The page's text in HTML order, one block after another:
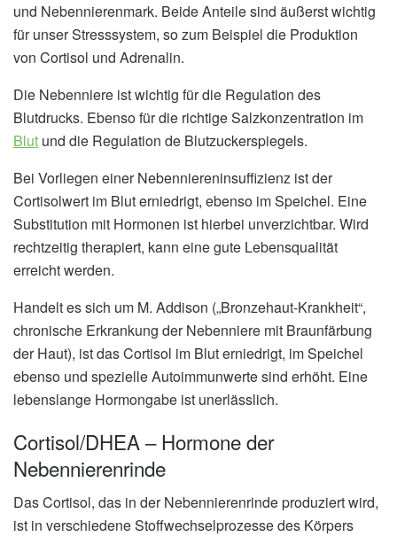
und Nebennierenmark. Beide Anteile sind äußerst wichtig
für unser Stresssystem, so zum Beispiel die Produktion
von Cortisol und Adrenalin.
Die Nebenniere ist wichtig für die Regulation des
Blutdrucks. Ebenso für die richtige Salzkonzentration im
Blut und die Regulation de Blutzuckerspiegels.
Bei Vorliegen einer Nebenniereninsuffizienz ist der
Cortisolwert im Blut erniedrigt, ebenso im Speichel. Eine
Substitution mit Hormonen ist hierbei unverzichtbar. Wird
rechtzeitig therapiert, kann eine gute Lebensqualität
erreicht werden.
Handelt es sich um M. Addison („Bronzehaut-Krankheit“,
chronische Erkrankung der Nebenniere mit Braunfärbung
der Haut), ist das Cortisol im Blut erniedrigt, im Speichel
ebenso und spezielle Autoimmunwerte sind erhöht. Eine
lebenslange Hormongabe ist unerlässlich.
Cortisol/DHEA – Hormone der
Nebennierenrinde
Das Cortisol, das in der Nebennierenrinde produziert wird,
ist in verschiedene Stoffwechselprozesse des Körpers